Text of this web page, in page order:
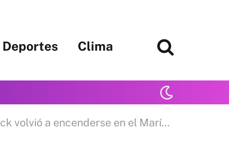
Deportes Clima
a encenderse en el María Morínigo